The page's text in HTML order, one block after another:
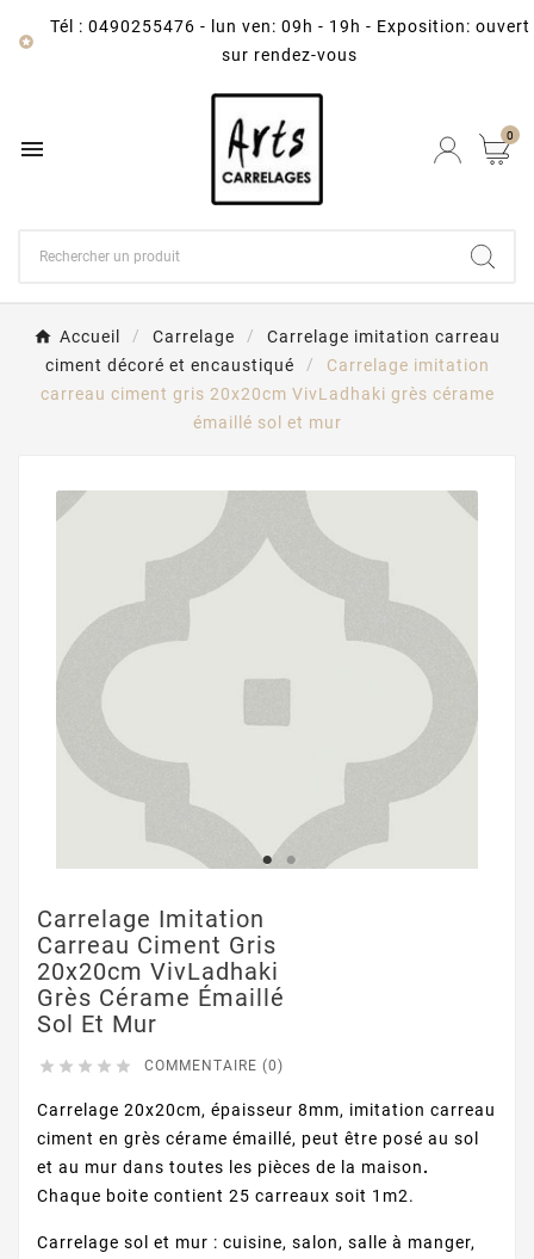

Tél : 0490255476 -
lun ven: 09h - 19h - Exposition: ouvert
sur rendez-vous
 0
Accueil Carrelage
Carrelage imitation carreau
ciment décoré et encaustiqué
Carrelage imitation
carreau ciment gris 20x20cm VivLadhaki grès cérame
émaillé sol et mur
Carrelage Imitation
Carreau Ciment Gris
20x20cm VivLadhaki
Grès Cérame Émaillé
Sol Et Mur
     COMMENTAIRE (0)
Carrelage 20x20cm, épaisseur 8mm, imitation carreau
ciment en grès cérame émaillé, peut être posé au sol
et au mur dans toutes les pièces de la maison.
Chaque boite contient 25 carreaux soit 1m2.
Carrelage sol et mur : cuisine, salon, salle à manger,